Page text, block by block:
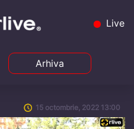
Live
Arhiva
15 octombrie, 2022 13:00